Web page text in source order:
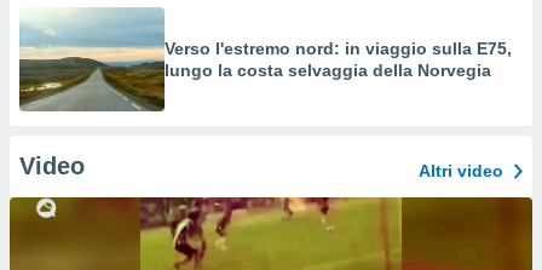
Verso l'estremo nord: in viaggio sulla E75,
lungo la costa selvaggia della Norvegia
Video Altri video